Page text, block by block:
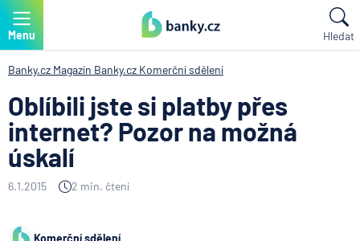
Menu Hledat
Banky.cz Magazín Banky.cz Komerční sdělení
Oblíbili jste si platby přes
internet? Pozor na možná
úskalí
6.1.2015 2 min. čtení
Komerční sdělení